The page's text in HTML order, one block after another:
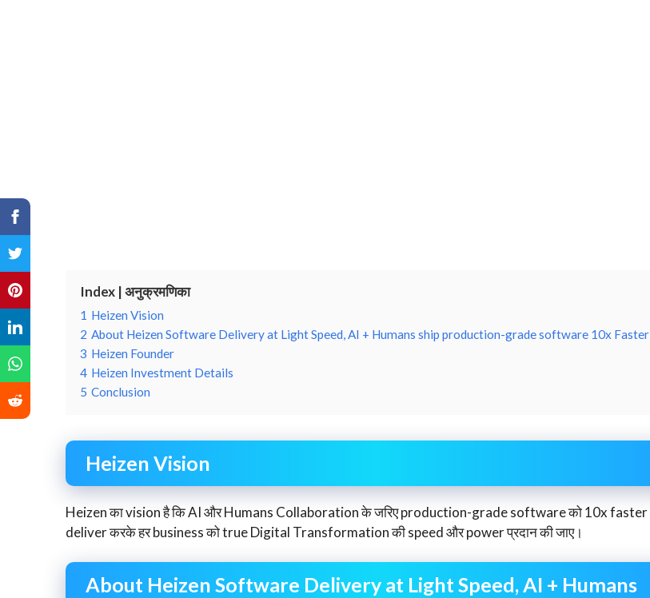
Index | अनुक्रमणिका
1 Heizen Vision
2 About Heizen Software Delivery at Light Speed, AI + Humans ship production-grade software 10x Faster
3 Heizen Founder
4 Heizen Investment Details
5 Conclusion
Heizen Vision
Heizen का vision है कि AI और Humans Collaboration के जरिए production-grade software को 10x faster
deliver करके हर business को true Digital Transformation की speed और power प्रदान की जाए।
About Heizen Software Delivery at Light Speed, AI + Humans